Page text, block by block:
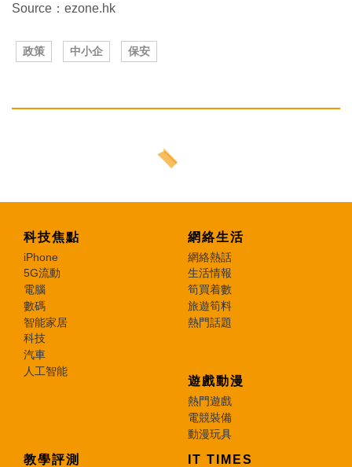
Source：ezone.hk
政策 中小企 保安
科技焦點
iPhone
5G流動
電腦
數碼
智能家居
科技
汽車
人工智能
網絡生活
網絡熱話
生活情報
筍買着數
旅遊筍料
熱門話題
遊戲動漫
熱門遊戲
電競裝備
動漫玩具
教學評測 IT TIMES